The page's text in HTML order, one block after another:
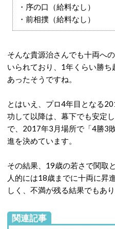
・序の口（給料なし）
・前相撲（給料なし）
そんな貴源治さんでも十両へ
いられており、1年くらい勝
あったそうですね。
とはいえ、プロ4年目となる
功して以降は、幕下でも安定
で、2017年3月場所で「4勝3
進を決めています。
その結果、19歳の若さで関取
人的には18歳までに十両に昇
しく、不満が残る結果でもあり
関連記事